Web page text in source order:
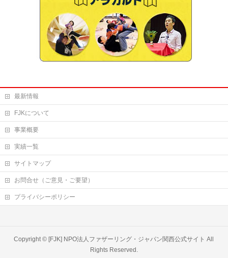
最新情報
FJKについて
事業概要
実績一覧
サイトマップ
お問合せ（ご意見・ご要望）
プライバシーポリシー
Copyright © [FJK] NPO法人ファザーリング・ジャパン関西公式サイト All
Rights Reserved.